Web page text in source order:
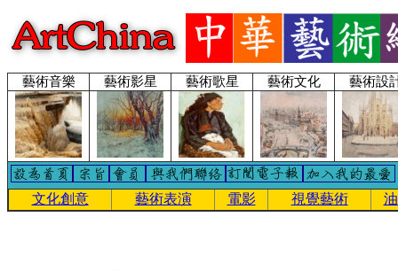
藝術音樂 藝術影星 藝術歌星 藝術文化 藝術設
文化創意 藝術表演 電影 視覺藝術